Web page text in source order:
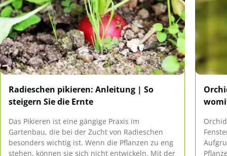
Radieschen pikieren: Anleitung | So
steigern Sie die Ernte
Das Pikieren ist eine gängige Praxis im
Gartenbau, die bei der Zucht von Radieschen
besonders wichtig ist. Wenn die Pflanzen zu eng
stehen, können sie sich nicht entwickeln. Mit der